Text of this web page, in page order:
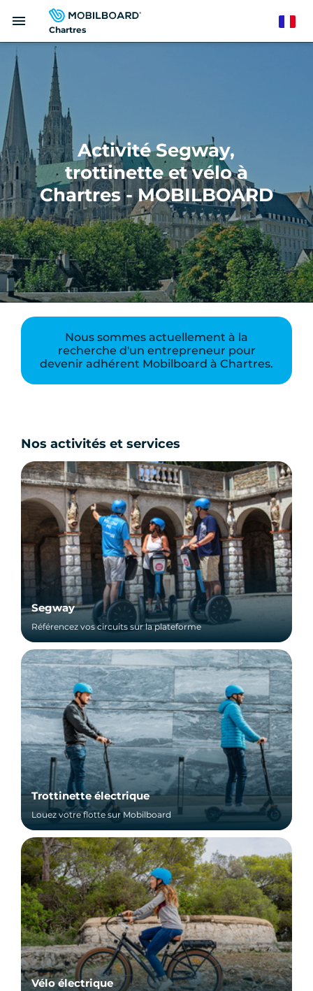
Chartres
menu
Activité Segway,
trottinette et vélo à
Chartres - MOBILBOARD
Nous sommes actuellement à la
recherche d'un entrepreneur pour
devenir adhérent Mobilboard à Chartres.
Nos activités et services
Segway
Référencez vos circuits sur la plateforme
Trottinette électrique
Louez votre flotte sur Mobilboard
Vélo électrique